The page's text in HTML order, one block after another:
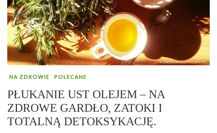
NA ZDROWIE POLECANE
PŁUKANIE UST OLEJEM – NA
ZDROWE GARDŁO, ZATOKI I
TOTALNĄ DETOKSYKACJĘ.